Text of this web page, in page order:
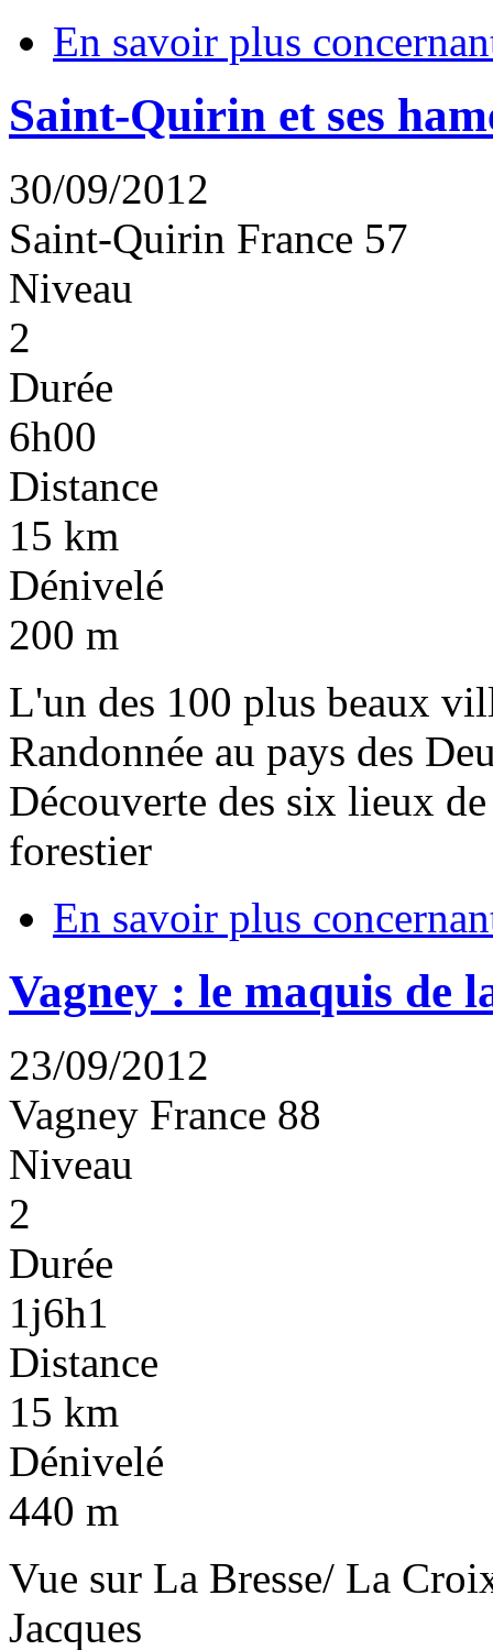
En savoir plus
Saint-Quirin et ses
30/09/2012
Saint-Quirin France 57
Niveau
2
Durée
6h00
Distance
15 km
Dénivelé
200 m
L'un des 100 plus beaux
Randonnée au pays des
Découverte des six lieux
forestier
En savoir plus
Vagney : le maquis de
23/09/2012
Vagney France 88
Niveau
2
Durée
1j6h1
Distance
15 km
Dénivelé
440 m
Vue sur La Bresse/ La
Jacques